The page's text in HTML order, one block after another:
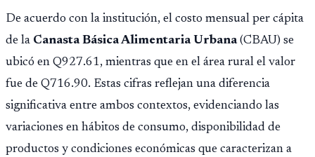
De acuerdo con la institución, el costo mensual per cápita
de la Canasta Básica Alimentaria Urbana(CBAU) se
ubicó en Q927.61, mientras que en el área rural el valor
fue de Q716.90. Estas cifras reflejan una diferencia
significativa entre ambos contextos, evidenciando las
variaciones en hábitos de consumo, disponibilidad de
productos y condiciones económicas que caracterizan a